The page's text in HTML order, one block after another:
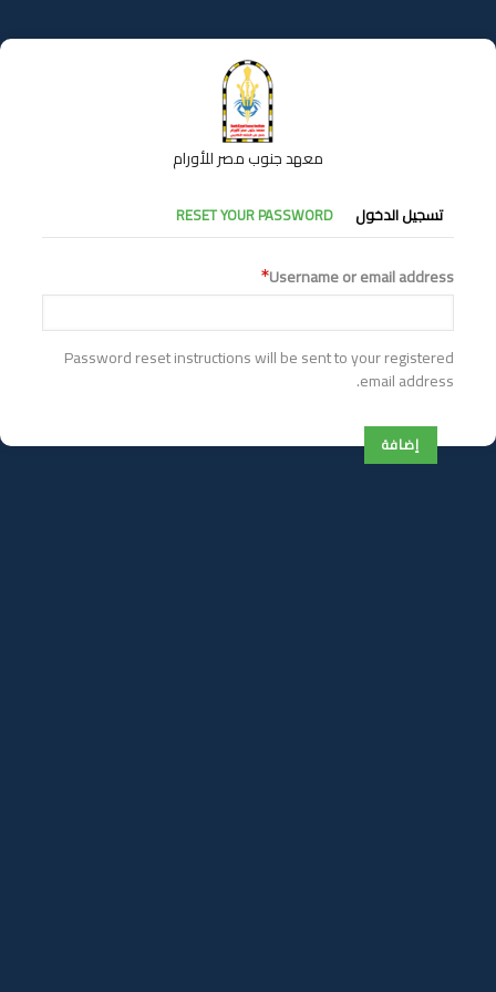
إلى
المحتوى
معهد جنوب مصر للأورام
التبويبات
الأساسية
تسجيل الدخول RESET YOUR PASSWORD
Username or email address
Password reset instructions will be sent to your registered
email address.